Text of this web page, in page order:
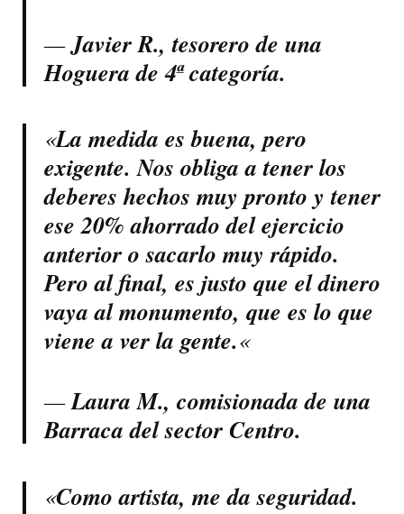
—Javier R., tesorero de una
Hoguera de 4ª categoría.
«La medida es buena, pero
exigente. Nos obliga a tener los
deberes hechos muy pronto y tener
ese 20% ahorrado del ejercicio
anterior o sacarlo muy rápido.
Pero al final, es justo que el dinero
vaya al monumento, que es lo que
viene a ver la gente.«
—Laura M., comisionada de una
Barraca del sector Centro.
«Como artista, me da seguridad.